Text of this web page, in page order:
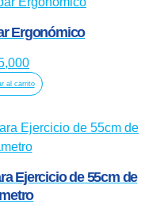
Ergonómico
al carrito
Ejercicio de 55cm de